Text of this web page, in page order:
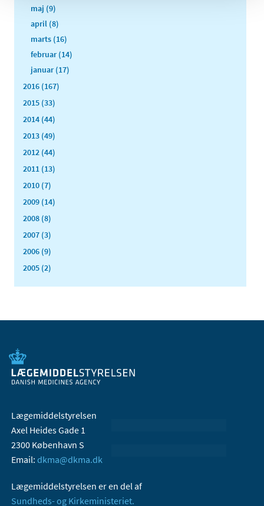
maj (9)
april (8)
marts (16)
februar (14)
januar (17)
2016 (167)
2015 (33)
2014 (44)
2013 (49)
2012 (44)
2011 (13)
2010 (7)
2009 (14)
2008 (8)
2007 (3)
2006 (9)
2005 (2)
Lægemiddelstyrelsen
Axel Heides Gade 1
2300 København S
Email: dkma@dkma.dk
Lægemiddelstyrelsen er en del af
Sundheds- og Kirkeministeriet.